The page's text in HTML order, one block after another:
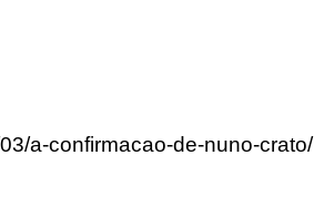
a-confirmacao-de-nuno-crato/